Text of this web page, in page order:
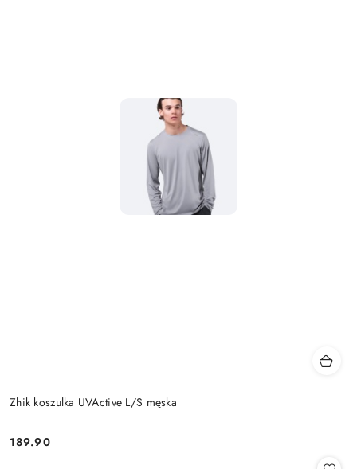
Zhik koszulka UVActive L/S męska
Cena:
189.90